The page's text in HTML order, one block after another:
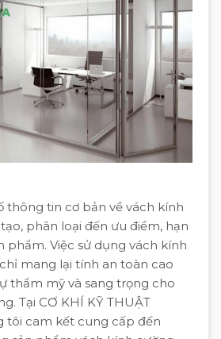
thông tin cơ bản về vách kính
phân loại đến ưu điểm, hạn
phẩm. Việc sử dụng vách kính
mang lại tính an toàn cao
thẩm mỹ và sang trọng cho
Tại CƠ KHÍ KỸ THUẬT
tôi cam kết cung cấp đến